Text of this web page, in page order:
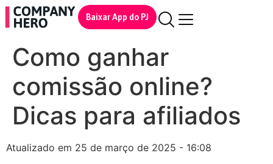
Baixar App do PJ
Como ganhar
comissão online?
Dicas para afiliados
Atualizado em 25 de março de 2025 - 16:08